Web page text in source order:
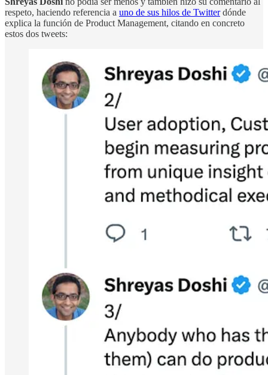
respeto, haciendo referencia a uno de sus hilos de Twitterdónde
explica la función de Product Management, citando en concreto
estos dos tweets: